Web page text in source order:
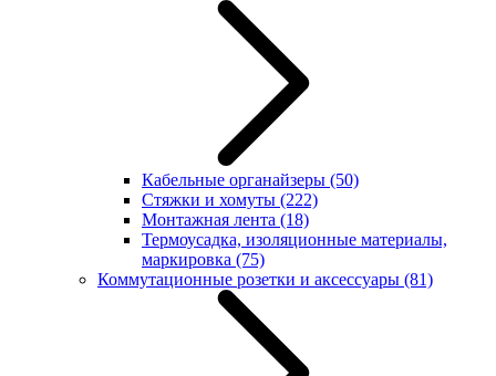
Кабельные органайзеры (50)
Стяжки и хомуты (222)
Монтажная лента (18)
Термоусадка, изоляционные материалы,
маркировка (75)
Коммутационные розетки и аксессуары (81)